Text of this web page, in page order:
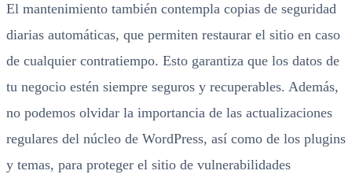
El mantenimiento también contempla copias de seguridad
diarias automáticas, que permiten restaurar el sitio en caso
de cualquier contratiempo. Esto garantiza que los datos de
tu negocio estén siempre seguros y recuperables. Además,
no podemos olvidar la importancia de las actualizaciones
regulares del núcleo de WordPress, así como de los plugins
y temas, para proteger el sitio de vulnerabilidades